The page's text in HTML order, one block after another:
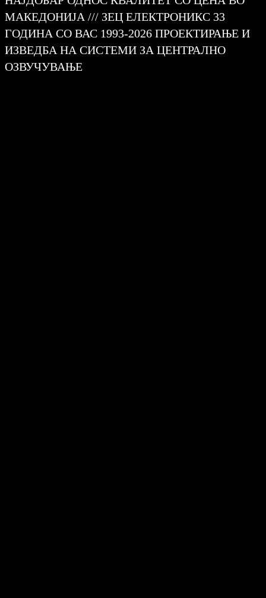
МАКЕДОНИЈА /// ЗЕЦ ЕЛЕКТРОНИКС 33
ГОДИНА СО ВАС 1993-2026 ПРОЕКТИРАЊЕ И
ИЗВЕДБА НА СИСТЕМИ ЗА ЦЕНТРАЛНО
ОЗВУЧУВАЊЕ